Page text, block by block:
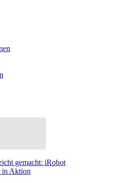
gemacht: iRobot
in Aktion